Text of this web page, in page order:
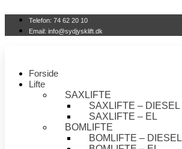
indhold
Telefon: 74 62 20 10
Email: info@sydjysklift.dk
Forside
Lifte
SAXLIFTE
SAXLIFTE – DIESEL
SAXLIFTE – EL
BOMLIFTE
BOMLIFTE – DIESEL